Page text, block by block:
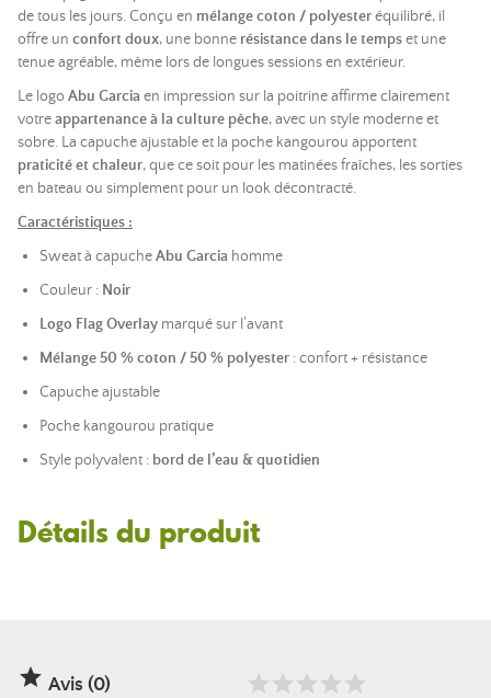
de tous les jours. Conçu en mélange coton / polyesteréquilibré, il
offre un confort doux, une bonne résistance dans le tempset une
tenue agréable, même lors de longues sessions en extérieur.
Le logo Abu Garcia en impression sur la poitrine affirme clairement
votreappartenance à la culture pêche, avec un style moderne et
sobre. La capuche ajustable et la poche kangourou apportent
praticité et chaleur, que ce soit pour les matinées fraîches, les sorties
en bateau ou simplement pour un look décontracté.
Caractéristiques :
Sweat à capucheAbu Garcia homme
Couleur : Noir
Logo Flag Overlay marqué sur l’avant
Mélange 50 % coton / 50 % polyester : confort + résistance
Capuche ajustable
Poche kangourou pratique
Style polyvalent : bord de l’eau & quotidien
Détails du produit
 Avis (0)